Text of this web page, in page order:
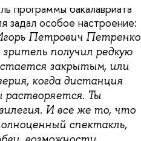
программы бакалавриата
задал особое настроение:
Петрович Петренко
получил редкую
закрытым, или
когда дистанция
растворяется. Ты
И все же то, что
спектакль,